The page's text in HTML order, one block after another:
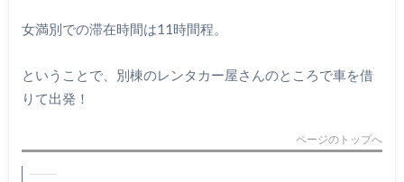
女満別での滞在時間は11時間程。
ということで、別棟のレンタカー屋さんのところで車を借
りて出発！
ページのトップへ